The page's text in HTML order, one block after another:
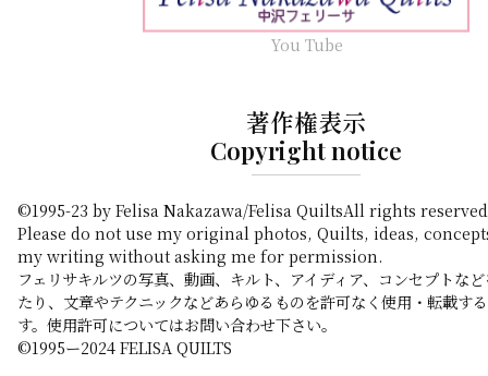
You Tube
著作権表示
Copyright notice
©1995-23 by Felisa Nakazawa/Felisa QuiltsAll rights
Please do not use my original photos, Quilts, ideas,
my writing without asking me for permission.
フェリサキルツの写真、動画、キルト、アイディア、コンセプトな
たり、文章やテクニックなどあらゆるものを許可なく使用・転載す
す。使用許可についてはお問い合わせ下さい。
©️1995ー2024 FELISA QUILTS